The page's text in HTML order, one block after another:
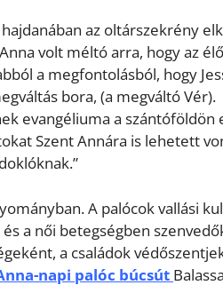
az oltárszekrény
volt méltó arra, hogy az
a megfontolásból, hogy
bora, (a megváltó
evangéliuma a
Szent Annára is lehetett
A palócok vallási
a női betegségben
a családok
napi palóc búcsút